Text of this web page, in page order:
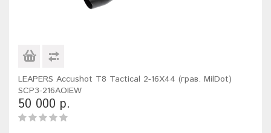
LEAPERS Accushot T8 Tactical 2-16X44 (грав. MilDot)
SCP3-216AOIEW
50 000 р.